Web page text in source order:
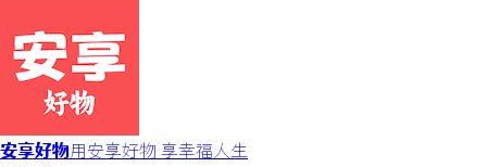
安享好物用安享好物 享幸福人生